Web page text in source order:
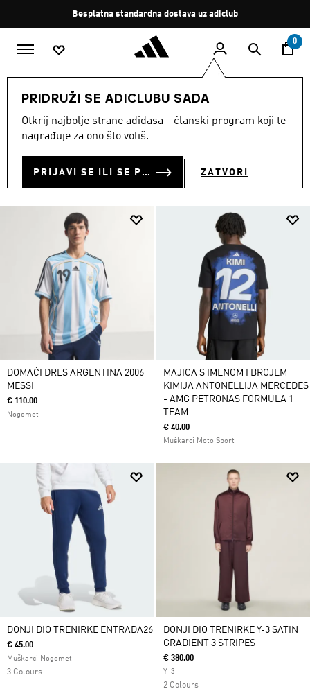
Zaustavi
rotaciju
Besplatna standardna dostava uz adiclub
0
PRIDRUŽI SE ADICLUBU SADA
Otkrij najbolje strane adidasa - članski program koji te
nagrađuje za ono što voliš.
PRIJAVI SE ILI SE PRIDRUŽI SADA ZATVORI
MUŠKARCI Odjeća
ODJEĆA
DOMAĆI DRES ARGENTINA 2006
MESSI
€ 110.00
Nogomet
MAJICA S IMENOM I BROJEM
KIMIJA ANTONELLIJA MERCEDES
- AMG PETRONAS FORMULA 1
TEAM
€ 40.00
Muškarci Moto Sport
DONJI DIO TRENIRKE ENTRADA26
€ 45.00
Muškarci Nogomet
3 Colours
DONJI DIO TRENIRKE Y-3 SATIN
GRADIENT 3 STRIPES
€ 380.00
Y-3
2 Colours